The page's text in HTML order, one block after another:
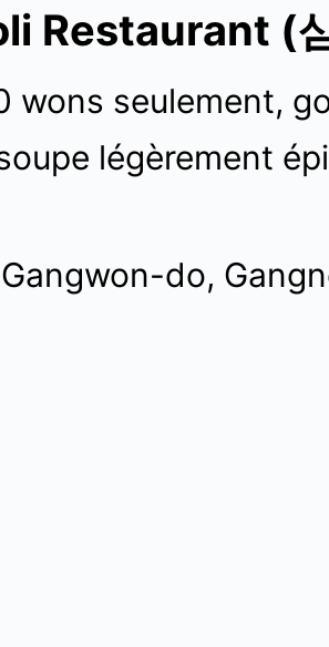
Restaurant (
wons seulement,
légèrement
do,